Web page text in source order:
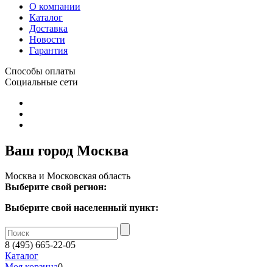
О компании
Каталог
Доставка
Новости
Гарантия
Способы оплаты
Социальные сети
Ваш город Москва
Москва и Московская область
Выберите свой регион:
Выберите свой населенный пункт:
8 (495) 665-22-05
Каталог